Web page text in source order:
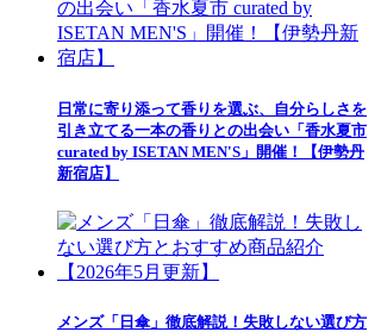
日常に寄り添って香りを選ぶ、自分らしさを
引き立てる一本の香りとの出会い「香水夏市
curated by ISETAN MEN'S」開催！【伊勢丹
新宿店】
メンズ「日傘」徹底解説！失敗しない選び方